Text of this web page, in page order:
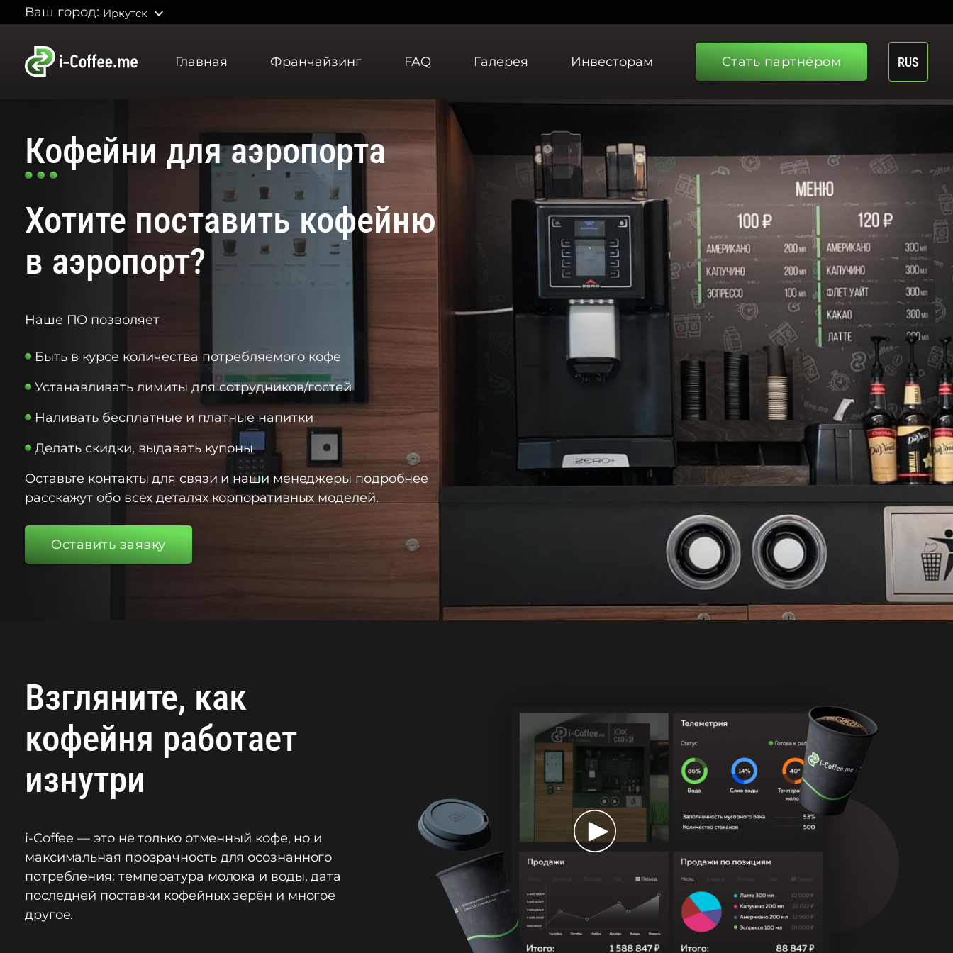
Ваш город: Иркутск expand_more
Главная Франчайзинг FAQ Галерея Инвесторам Стать партнёром RUS
Кофейни для аэропорта
Хотите поставить кофейню
в аэропорт?
Наше ПО позволяет
Быть в курсе количества потребляемого кофе
Устанавливать лимиты для сотрудников/гостей
Наливать бесплатные и платные напитки
Делать скидки, выдавать купоны
Оставьте контакты для связи и наши менеджеры подробнее
расскажут обо всех деталях корпоративных моделей.
Оставить заявку
Взгляните, как
кофейня работает
изнутри
i-Coffee — это не только отменный кофе, но и
максимальная прозрачность для осознанного
потребления: температура молока и воды, дата
последней поставки кофейных зерён и многое
другое.